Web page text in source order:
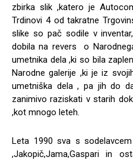
zbirka slik ,katero je
Trdinovi 4 od takratne
slike so pač sodile v
dobila na revers o
umetnika dela ,ki so bila
Narodne galerije ,ki je iz
umetniška dela , pa jih do
zanimivo raziskati v starih
,kot mnogo leteh.
Leta 1990 sva s
,Jakopič,Jama,Gaspari in